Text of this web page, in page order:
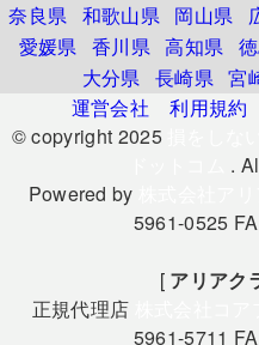
奈良県 和歌山県 岡山県
愛媛県 香川県 高知県
大分県 長崎県 宮
運営会社
利用規約
© copyright 2025
.
Powered by
5961-0525
[ アリアク
正規代理店
5961-5711